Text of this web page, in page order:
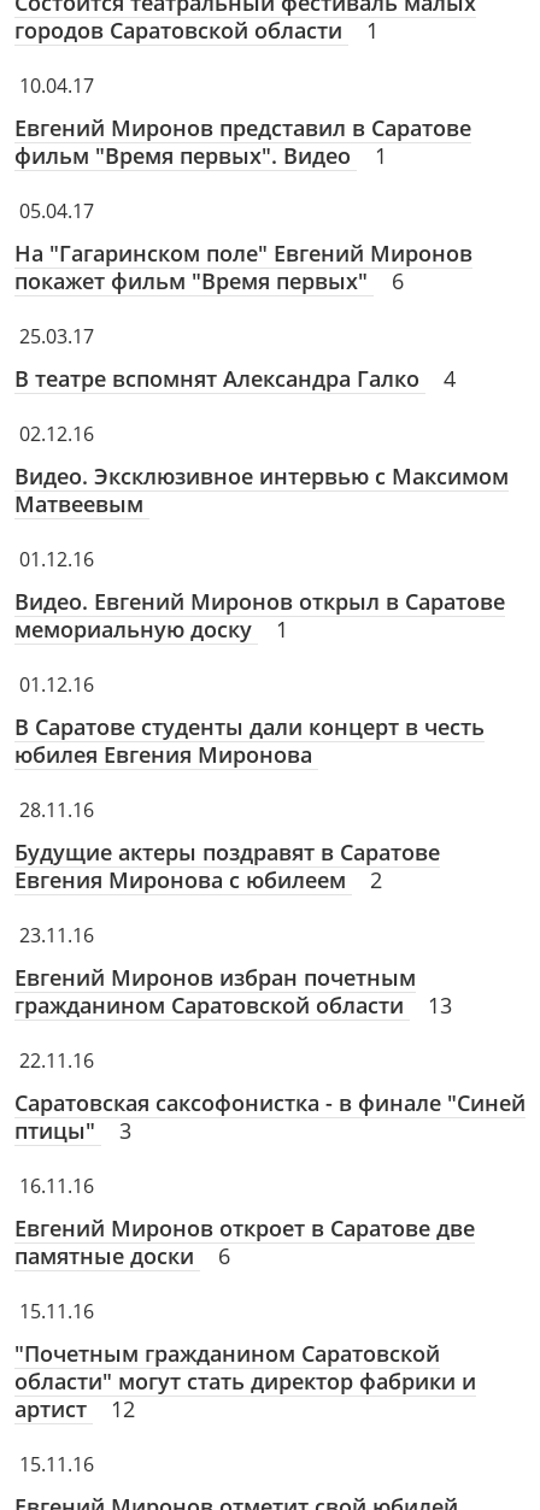
городов Саратовской области
1
10.04.17
Евгений Миронов представил в Саратове
фильм "Время первых". Видео
1
05.04.17
На "Гагаринском поле" Евгений Миронов
покажет фильм "Время первых"
6
25.03.17
В театре вспомнят Александра Галко 4
02.12.16
Видео. Эксклюзивное интервью с Максимом
Матвеевым
01.12.16
Видео. Евгений Миронов открыл в Саратове
мемориальную доску
1
01.12.16
В Саратове студенты дали концерт в честь
юбилея Евгения Миронова
28.11.16
Будущие актеры поздравят в Саратове
Евгения Миронова с юбилеем
2
23.11.16
Евгений Миронов избран почетным
гражданином Саратовской области
13
22.11.16
Саратовская саксофонистка - в финале "Синей
птицы"
3
16.11.16
Евгений Миронов откроет в Саратове две
памятные доски
6
15.11.16
"Почетным гражданином Саратовской
области" могут стать директор фабрики и
артист
12
15.11.16